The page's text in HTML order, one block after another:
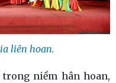
liên hoan.
niềm hân hoan,